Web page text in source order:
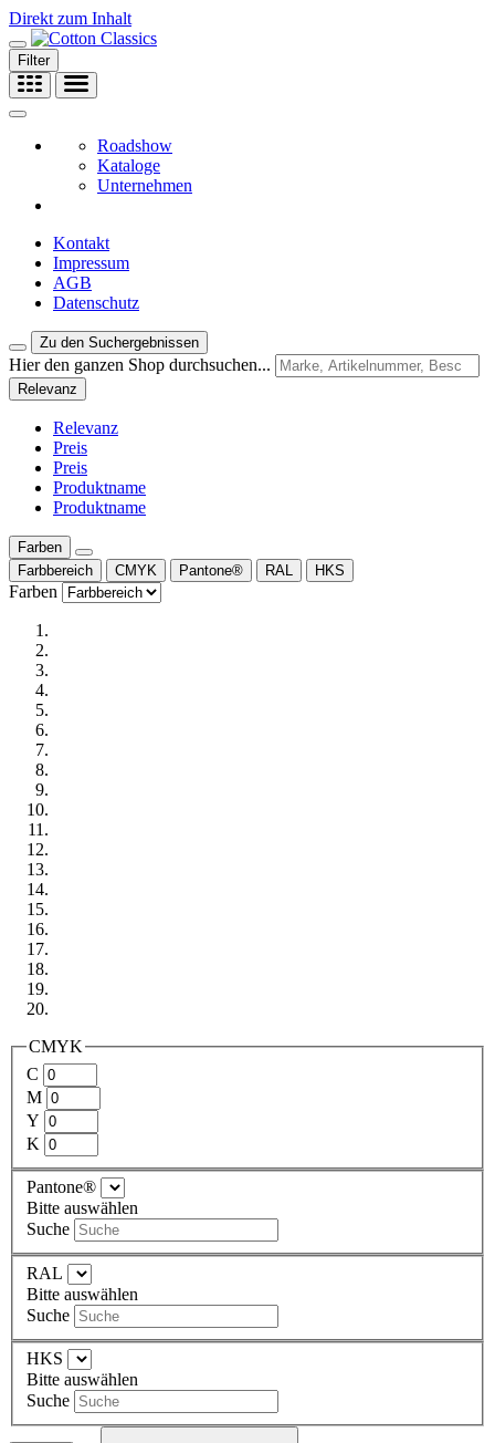
Direkt zum Inhalt
Filter
Roadshow
Kataloge
Unternehmen
Kontakt
Impressum
AGB
Datenschutz
Zu den Suchergebnissen
Hier den ganzen Shop durchsuchen...
Relevanz
Relevanz
Preis
Preis
Produktname
Produktname
Farben
Farbbereich
CMYK Pantone® RAL HKS
Farben
CMYK
C
M
Y
K
Pantone®
Bitte auswählen
Suche
RAL
Bitte auswählen
Suche
HKS
Bitte auswählen
Suche